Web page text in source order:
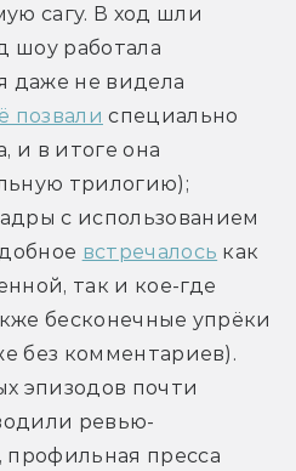
сагу. В ход шли
шоу работала
даже не видела
позвали специально
и в итоге она
трилогию);
с использованием
встречалось как
так и кое-где
бесконечные упрёки
без комментариев).
эпизодов почти
ревью-
пресса